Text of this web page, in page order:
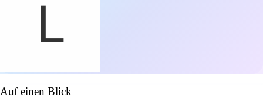
Auf einen Blick